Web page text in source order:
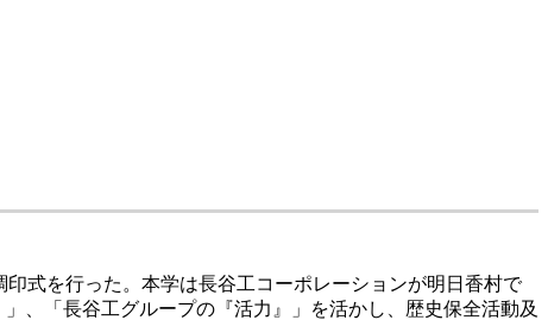
式を行った。本学は長谷工コーポレーションが明日香村で
、「長谷工グループの『活力』」を活かし、歴史保全活動及